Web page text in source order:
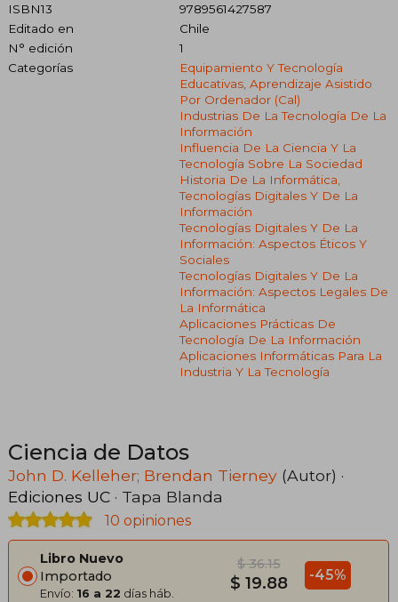
ISBN13
9789561427587
Editado en
Chile
N° edición
1
Categorías
Equipamiento Y Tecnología
Educativas, Aprendizaje Asistido
Por Ordenador (cal)
Industrias De La Tecnología De La
Información
Influencia De La Ciencia Y La
Tecnología Sobre La Sociedad
Historia De La Informática,
Tecnologías Digitales Y De La
Información
Tecnologías Digitales Y De La
Información: Aspectos Éticos Y
Sociales
Tecnologías Digitales Y De La
Información: Aspectos Legales De
La Informática
Aplicaciones Prácticas De
Tecnología De La Información
Aplicaciones Informáticas Para La
Industria Y La Tecnología
Ciencia de Datos
John D. Kelleher; Brendan Tierney (Autor) ·
Ediciones UC · Tapa Blanda
10 opiniones
Libro Nuevo
Importado
Envío: 16 a 22 días háb.
$ 36.15
$ 19.88 -45%